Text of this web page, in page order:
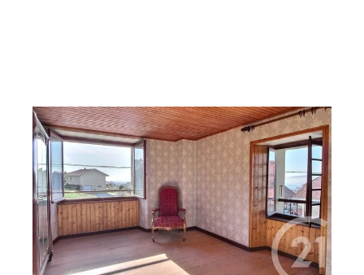
MARIN 74
108,09 m2, 7 pièces
Ref : 156414
Maison à vendre
265 000 €
Visiter le site dédié